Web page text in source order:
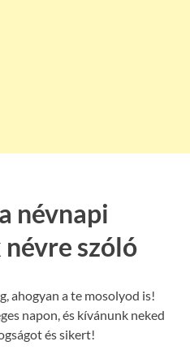
névnapi
szóló
ahogyan a te mosolyod is!
napon, és kívánunk neked
és sikert!